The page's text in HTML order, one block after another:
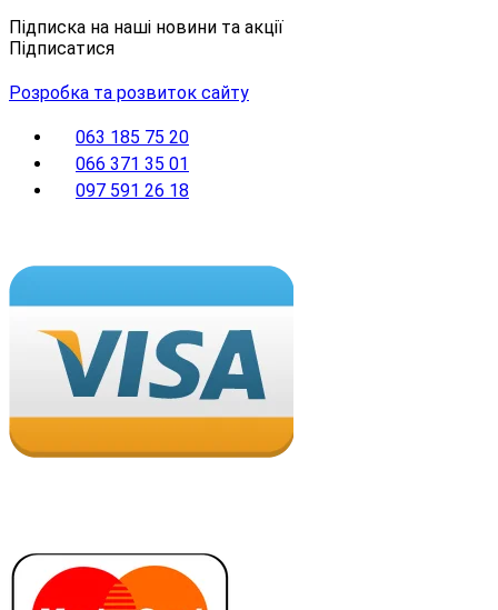
Підписка на наші новини та акції
Підписатися
Розробка та розвиток сайту
063 185 75 20
066 371 35 01
097 591 26 18